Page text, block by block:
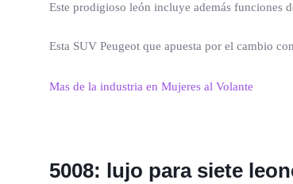
Este prodigioso león incluye además funciones
Esta SUV Peugeot que apuesta por el cambio
Mas de la industria en Mujeres al Volante
5008: lujo para siete